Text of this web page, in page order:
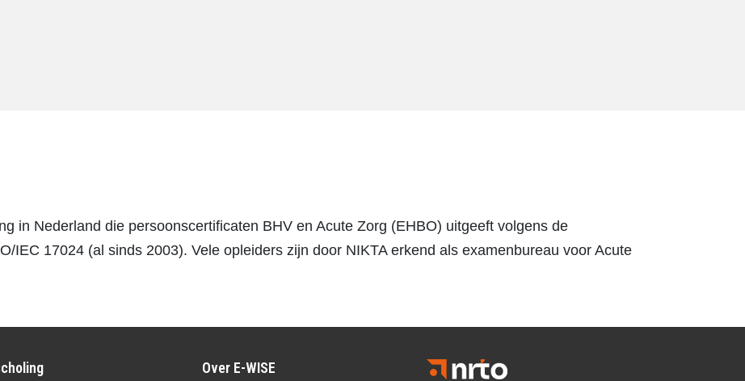
in Nederland die persoonscertificaten BHV en Acute Zorg (EHBO) uitgeeft volgens de
IEC 17024 (al sinds 2003). Vele opleiders zijn door NIKTA erkend als examenbureau voor Acute
Over E-WISE